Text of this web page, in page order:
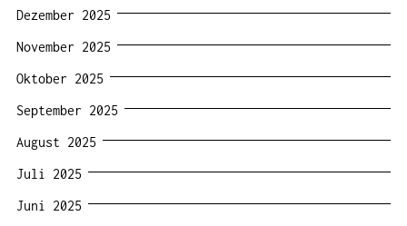
Dezember 2025
November 2025
Oktober 2025
September 2025
August 2025
Juli 2025
Juni 2025